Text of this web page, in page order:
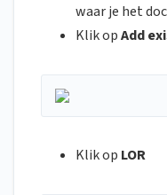
waar je het
Klik opAdd
Klik op LOR